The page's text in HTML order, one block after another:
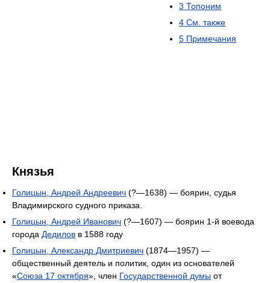
3 Топоним
4 См. также
5 Примечания
Князья
Голицын, Андрей Андреевич (?—1638) — боярин, судья
Владимирского судного приказа.
Голицын, Андрей Иванович (?—1607) — боярин 1-й воевода
города Дедилов в 1588 году
Голицын, Александр Дмитриевич (1874—1957) —
общественный деятель и политик, один из основателей
«Союза 17 октября», член Государственной думы от